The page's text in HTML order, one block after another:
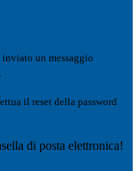
inviato un messaggio
il reset della password
di posta elettronica!